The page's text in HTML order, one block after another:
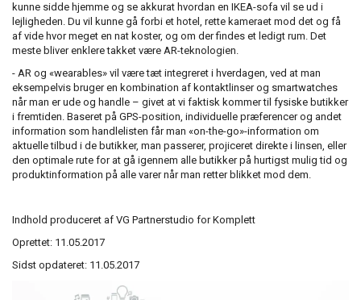
kunne sidde hjemme og se akkurat hvordan en IKEA-sofa vil se ud i
lejligheden. Du vil kunne gå forbi et hotel, rette kameraet mod det og få
af vide hvor meget en nat koster, og om der findes et ledigt rum. Det
meste bliver enklere takket være AR-teknologien.
- AR og «wearables» vil være tæt integreret i hverdagen, ved at man
eksempelvis bruger en kombination af kontaktlinser og smartwatches
når man er ude og handle – givet at vi faktisk kommer til fysiske butikker
i fremtiden. Baseret på GPS-position, individuelle præferencer og andet
information som handlelisten får man «on-the-go»-information om
aktuelle tilbud i de butikker, man passerer, projiceret direkte i linsen, eller
den optimale rute for at gå igennem alle butikker på hurtigst mulig tid og
produktinformation på alle varer når man retter blikket mod dem.
Indhold produceret af VG Partnerstudio for Komplett
Oprettet: 11.05.2017
Sidst opdateret: 11.05.2017